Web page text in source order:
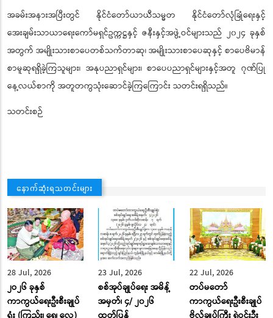
အခမ်းအနားအပြီးတွင် နိုင်ငံတော်ယာယီသမ္မတ နိုင်ငံတော်လုံခြုံရေးနှင့်
အေးချမ်းသာယာရေးကော်မရှင်ဥက္ကဋ္ဌနှင့် ဇနီးနှင့်အဖွဲ့ဝင်များသည် ၂၀၂၄ ခုနှစ်
အတွက် အမျိုးသားစာပေတစ်သက်တာဆု၊ အမျိုးသားစာပေဆုနှင့် စာပေဗိမာန်
စာမူဆုရရှိခဲ့ကြသူများ၊ အနုပညာရှင်များ၊ စာပေပညာရှင်များနှင့်အတူ ဂုဏ်ပြု
28 Jul, 2026
၂ဝ၂၆ ခုနှစ်
23 Jul, 2026
စစ်အုပ်ချုပ်ရေး အမိန့်
22 Jul, 2026
တပ်မတော်